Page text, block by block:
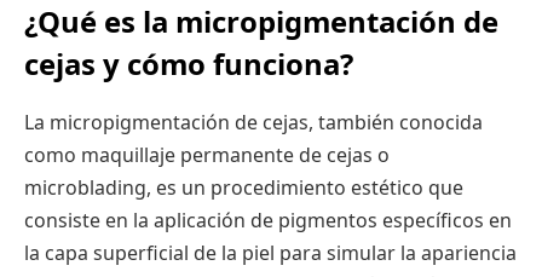
¿Qué es la micropigmentación de
cejas y cómo funciona?
La micropigmentación de cejas, también conocida
como maquillaje permanente de cejas o
microblading, es un procedimiento estético que
consiste en la aplicación de pigmentos específicos en
la capa superficial de la piel para simular la apariencia